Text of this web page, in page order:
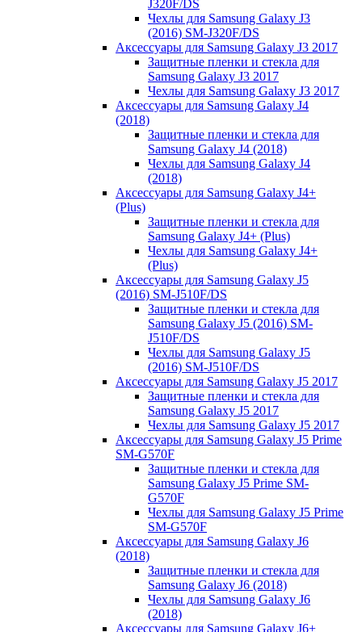
J320F/DS
Чехлы для Samsung Galaxy J3
(2016) SM-J320F/DS
Аксессуары для Samsung Galaxy J3 2017
Защитные пленки и стекла для
Samsung Galaxy J3 2017
Чехлы для Samsung Galaxy J3 2017
Аксессуары для Samsung Galaxy J4
(2018)
Защитные пленки и стекла для
Samsung Galaxy J4 (2018)
Чехлы для Samsung Galaxy J4
(2018)
Аксессуары для Samsung Galaxy J4+
(Plus)
Защитные пленки и стекла для
Samsung Galaxy J4+ (Plus)
Чехлы для Samsung Galaxy J4+
(Plus)
Аксессуары для Samsung Galaxy J5
(2016) SM-J510F/DS
Защитные пленки и стекла для
Samsung Galaxy J5 (2016) SM-
J510F/DS
Чехлы для Samsung Galaxy J5
(2016) SM-J510F/DS
Аксессуары для Samsung Galaxy J5 2017
Защитные пленки и стекла для
Samsung Galaxy J5 2017
Чехлы для Samsung Galaxy J5 2017
Аксессуары для Samsung Galaxy J5 Prime
SM-G570F
Защитные пленки и стекла для
Samsung Galaxy J5 Prime SM-
G570F
Чехлы для Samsung Galaxy J5 Prime
SM-G570F
Аксессуары для Samsung Galaxy J6
(2018)
Защитные пленки и стекла для
Samsung Galaxy J6 (2018)
Чехлы для Samsung Galaxy J6
(2018)
Аксессуары для Samsung Galaxy J6+